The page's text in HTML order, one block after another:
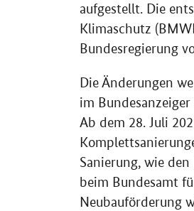
aufgestellt. Die
Klimaschutz
Bundesregierung
Die Änderungen
im
Ab dem 28. Juli
Sanierung, wie
beim Bundesamt
Neubauförderung